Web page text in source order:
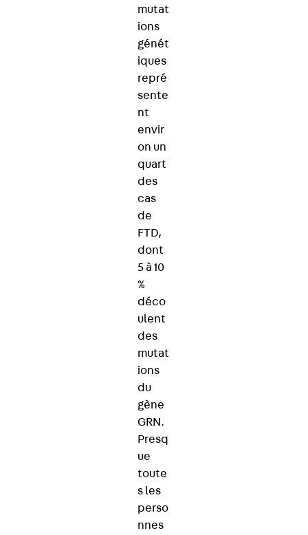
mutat
ions
génét
iques
repré
sente
nt
envir
on un
quart
des
cas
de
FTD,
dont
5 à 10
%
déco
ulent
des
mutat
ions
du
gène
GRN.
Presq
ue
toute
s les
perso
nnes